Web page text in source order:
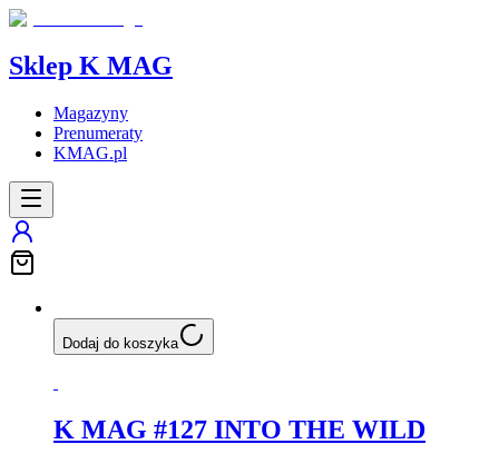
Sklep K MAG
Magazyny
Prenumeraty
KMAG.pl
Dodaj do koszyka
K MAG #127 INTO THE WILD